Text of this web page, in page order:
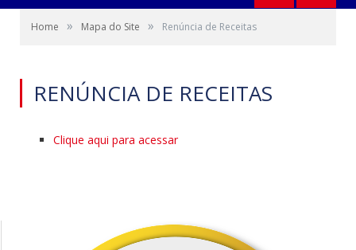
Home » Mapa do Site » Renúncia de Receitas
RENÚNCIA DE RECEITAS
Clique aqui para acessar